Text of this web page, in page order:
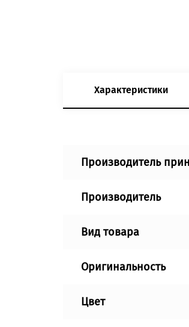
Характеристики
Производитель
Производитель
Вид товара
Оригинальность
Цвет